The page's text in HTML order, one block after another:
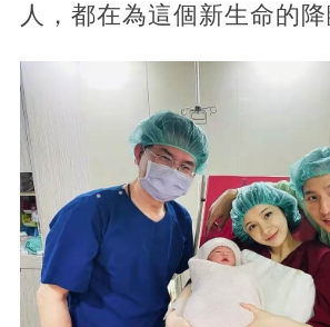
人，都在為這個新生命的降